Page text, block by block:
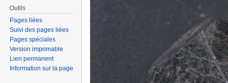
Outils
Pages liées
Suivi des pages liées
Pages spéciales
Version imprimable
Lien permanent
Information sur la page